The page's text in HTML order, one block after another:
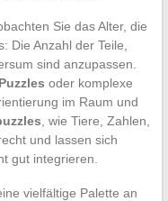
Sie das Alter, die
Die Anzahl der Teile,
sind anzupassen.
oder komplexe
im Raum und
, wie Tiere, Zahlen,
und lassen sich
gut integrieren.
vielfältige Palette an